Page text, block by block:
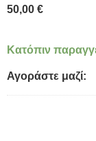
50,00 €
Κατόπιν
Αγοράστε μαζί: